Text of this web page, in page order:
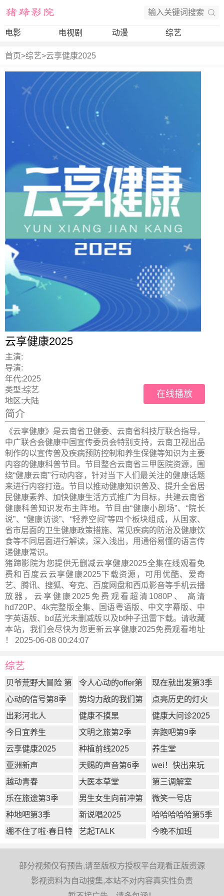
电影 电视剧 动漫 综艺
首页>综艺>云享健康2025
云享健康2025
主演:
导演:
年代:2025
类型:综艺
地区:大陆
在线播放
简介
《云享健康》是云南省卫健委、云南省科技厅联合指导，
中广联合会健康中国宣传委员会特别支持，云南卫视出品
制作的以宣传普及疾病预防控制和养生保健等知识为主要
内容的健康科普节目。节目整合云南省三甲医院资源，围
绕“健康云南”行动内容，针对当下人们最关注的健康话题
来进行内容打造。节目以推动健康知识普及、提升全省居
民健康素养、加快健康生活方式推广为目标，共建云南省
健康科普知识发布主阵地。节目由“健康小剧场”、“院长
说”、“健康访谈”、“轻养空间”等四个板块组成，从国家、
省市层面的卫生健康政策措施、常见疾病的防治及健康饮
食等不同层面进行解读，深入浅出，用通俗易懂的语言传
递健康常识。
猪蹄影院为您提供无删减云享健康2025全集在线观看免
费和百度云云享健康2025下载资源，可用优酷、爱奇
艺、腾讯、搜狐、夸克、百度网盘和西瓜影音等手机云播
放器，云享健康2025免费观看超清1080P、 高清
hd720P、4k完整版全集、国语粤语版、中文字幕版、中
字英语版、bd蓝光未删减版以及bt种子迅雷下载。请收藏
本站，我们会尽快为您更新云享健康2025免费观看地址
！ 2025-06-08 00:24:07
综艺
贝爷荒野大冒险 第
一季
令人心动的offer第
7季
现在就出发第3季
心动的信号第8季
势均力敌的我们第
2季
点亮历史的灯火
出彩河北人
健康不摸黑
健康大问诊2025
今日宜养生
文明之旅第2季
奔跑吧第9季
云享健康2025
种植前线2025
养生堂
亚洲新声
天赐的声音第6季
wei！快出来玩
越动青春
大医本草堂
第三调解室
乐在旅途第3季
男生女生向前冲第
17季
微笑一号店
种地吧第3季
新说唱2025
哈哈哈哈哈第5季
绷不住了啦·春日特
艺起TALK 今晚不加班
部分视频仅有预告,请至版权方授权平台观看正版资源
影视资料为自动搜集,本站不对内容真实性负责